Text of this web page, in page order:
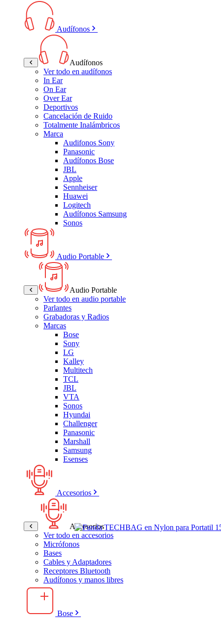
Audífonos
Audífonos
Ver todo en audífonos
In Ear
On Ear
Over Ear
Deportivos
Cancelación de Ruido
Totalmente Inalámbricos
Marca
Audifonos Sony
Panasonic
Audífonos Bose
JBL
Apple
Sennheiser
Huawei
Logitech
Audífonos Samsung
Sonos
Audio Portable
Audio Portable
Ver todo en audio portable
Parlantes
Grabadoras y Radios
Marcas
Bose
Sony
LG
Kalley
Multitech
TCL
JBL
VTA
Sonos
Hyundai
Challenger
Panasonic
Marshall
Samsung
Esenses
Accesorios
Accesorios
Ver todo en accesorios
Micrófonos
Bases
Cables y Adaptadores
Receptores Bluetooth
Audífonos y manos libres
Bose